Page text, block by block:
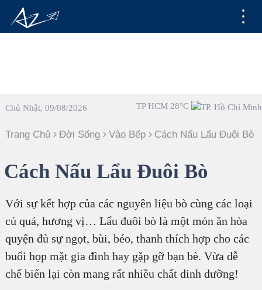
Chủ Nhật, 09/08/2026 TP HCM 28°C
Trang Chủ Đời Sống Vào Bếp Cách Nấu Lẩu Đuôi Bò
Cách Nấu Lẩu Đuôi Bò
Với sự kết hợp của các nguyên liệu bò cùng các loại
củ quả, hương vị… Lẩu đuôi bò là một món ăn hòa
quyện đủ sự ngọt, bùi, béo, thanh thích hợp cho các
buổi họp mặt gia đình hay gặp gỡ bạn bè. Vừa dễ
chế biến lại còn mang rất nhiều chất dinh dưỡng!